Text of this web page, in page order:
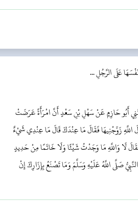
عَلَى الرَّجُلِ ...
أَبُو حَازِمٍ عَنْ سَهْلِ بْنِ سَعْدٍ أَنَّ امْرَأَةً عَرَضَتْ
اللَّهِ زَوِّجْنِيهَا فَقَالَ مَا عِنْدَكَ قَالَ مَا عِنْدِي شَيْءٌ
لَا وَاللَّهِ مَا وَجَدْتُ شَيْئًا وَلَا خَاتَمًا مِنْ حَدِيدٍ
صَلَّى اللَّهُ عَلَيْهِ وَسَلَّمَ وَمَا تَصْنَعُ بِإِزَارِكَ إِنْ